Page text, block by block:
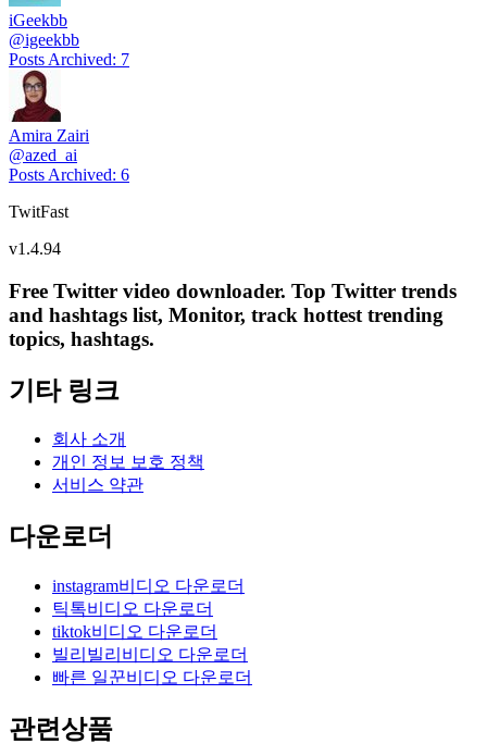
iGeekbb
@igeekbb
Posts Archived: 7
Amira Zairi
@azed_ai
Posts Archived: 6
TwitFast
v1.4.94
Free Twitter video downloader. Top Twitter trends
and hashtags list, Monitor, track hottest trending
topics, hashtags.
기타 링크
회사 소개
개인 정보 보호 정책
서비스 약관
다운로더
instagram비디오 다운로더
틱톡비디오 다운로더
tiktok비디오 다운로더
빌리빌리비디오 다운로더
빠른 일꾼비디오 다운로더
관련상품